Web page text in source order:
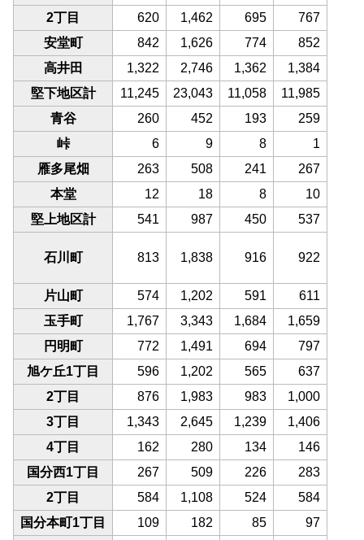
2丁目
620 1,462 695
767
安堂町
842 1,626 774
852
高井田
1,322 2,746 1,362
1,384
堅下地区計
11,245 23,043 11,058
11,985
青谷
260 452 193
259
峠
6 9 8
1
雁多尾畑
263 508 241
267
本堂
12 18 8
10
堅上地区計
541 987 450 537
石川町 813 1,838 916 922
片山町 574 1,202 591
611
玉手町
1,767 3,343 1,684
1,659
円明町
772 1,491 694
797
旭ケ丘1丁目
596 1,202 565
637
2丁目
876 1,983 983
1,000
3丁目
1,343 2,645 1,239
1,406
4丁目
162 280 134
146
国分西1丁目
267 509 226
283
2丁目
584 1,108 524
584
国分本町1丁目
109 182 85
97